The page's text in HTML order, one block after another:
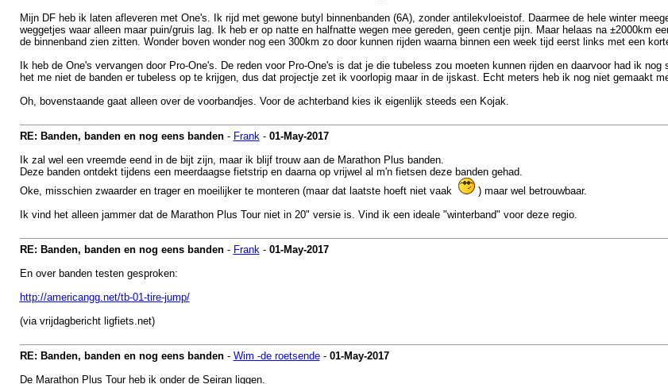
Mijn DF heb ik laten afleveren met One's. Ik rijd met gewone butyl binnenbanden (6A), zonder antilekvloeistof. Daarmee de hele winter
weggetjes waar alleen maar puin/gruis lag. Ik heb er op natte en halfnatte wegen mee gereden, geen centje pijn. Maar helaas na ±2000km
de binnenband zien zitten. Wonder boven wonder nog een 300km zo door kunnen rijden waarna binnen een week tijd eerst links met een
Ik heb de One's vervangen door Pro-One's. De reden voor Pro-One's is dat je die tubeless zou moeten kunnen rijden en daarvoor had ik
het me niet de banden er tubeless op te krijgen, dus dat projectje zet ik voorlopig maar in de ijskast. Echt meters heb ik nog niet gemaakt
Oh, bovenstaande gaat alleen over de voorbandjes. Voor de achterband kies ik eigenlijk steeds een Kojak.
RE: Banden, banden en nog eens banden- Frank- 01-May-2017
Ik zal wel een vreemde eend in de bijt zijn, maar ik blijf trouw aan de Marathon Plus banden.
Deze banden ontdekt tijdens een meerdaagse fietstrip en daarna op vrijwel al m'n fietsen deze banden gehad.
Oke, misschien zwaarder en trager en moeilijker te monteren (maar dat laatste hoeft niet vaak
) maar wel betrouwbaar.
Ik vind het alleen jammer dat de Marathon Plus Tour niet in 20" versie is. Vind ik een ideale "winterband" voor deze regio.
RE: Banden, banden en nog eens banden- Frank- 01-May-2017
En over banden testen gesproken:
http://americangg.net/tb-01-tire-jump/
(via vrijdagbericht ligfiets.net)
RE: Banden, banden en nog eens banden- Wim -de roetsende- 01-May-2017
De Marathon Plus Tour heb ik onder de Seiran liggen.